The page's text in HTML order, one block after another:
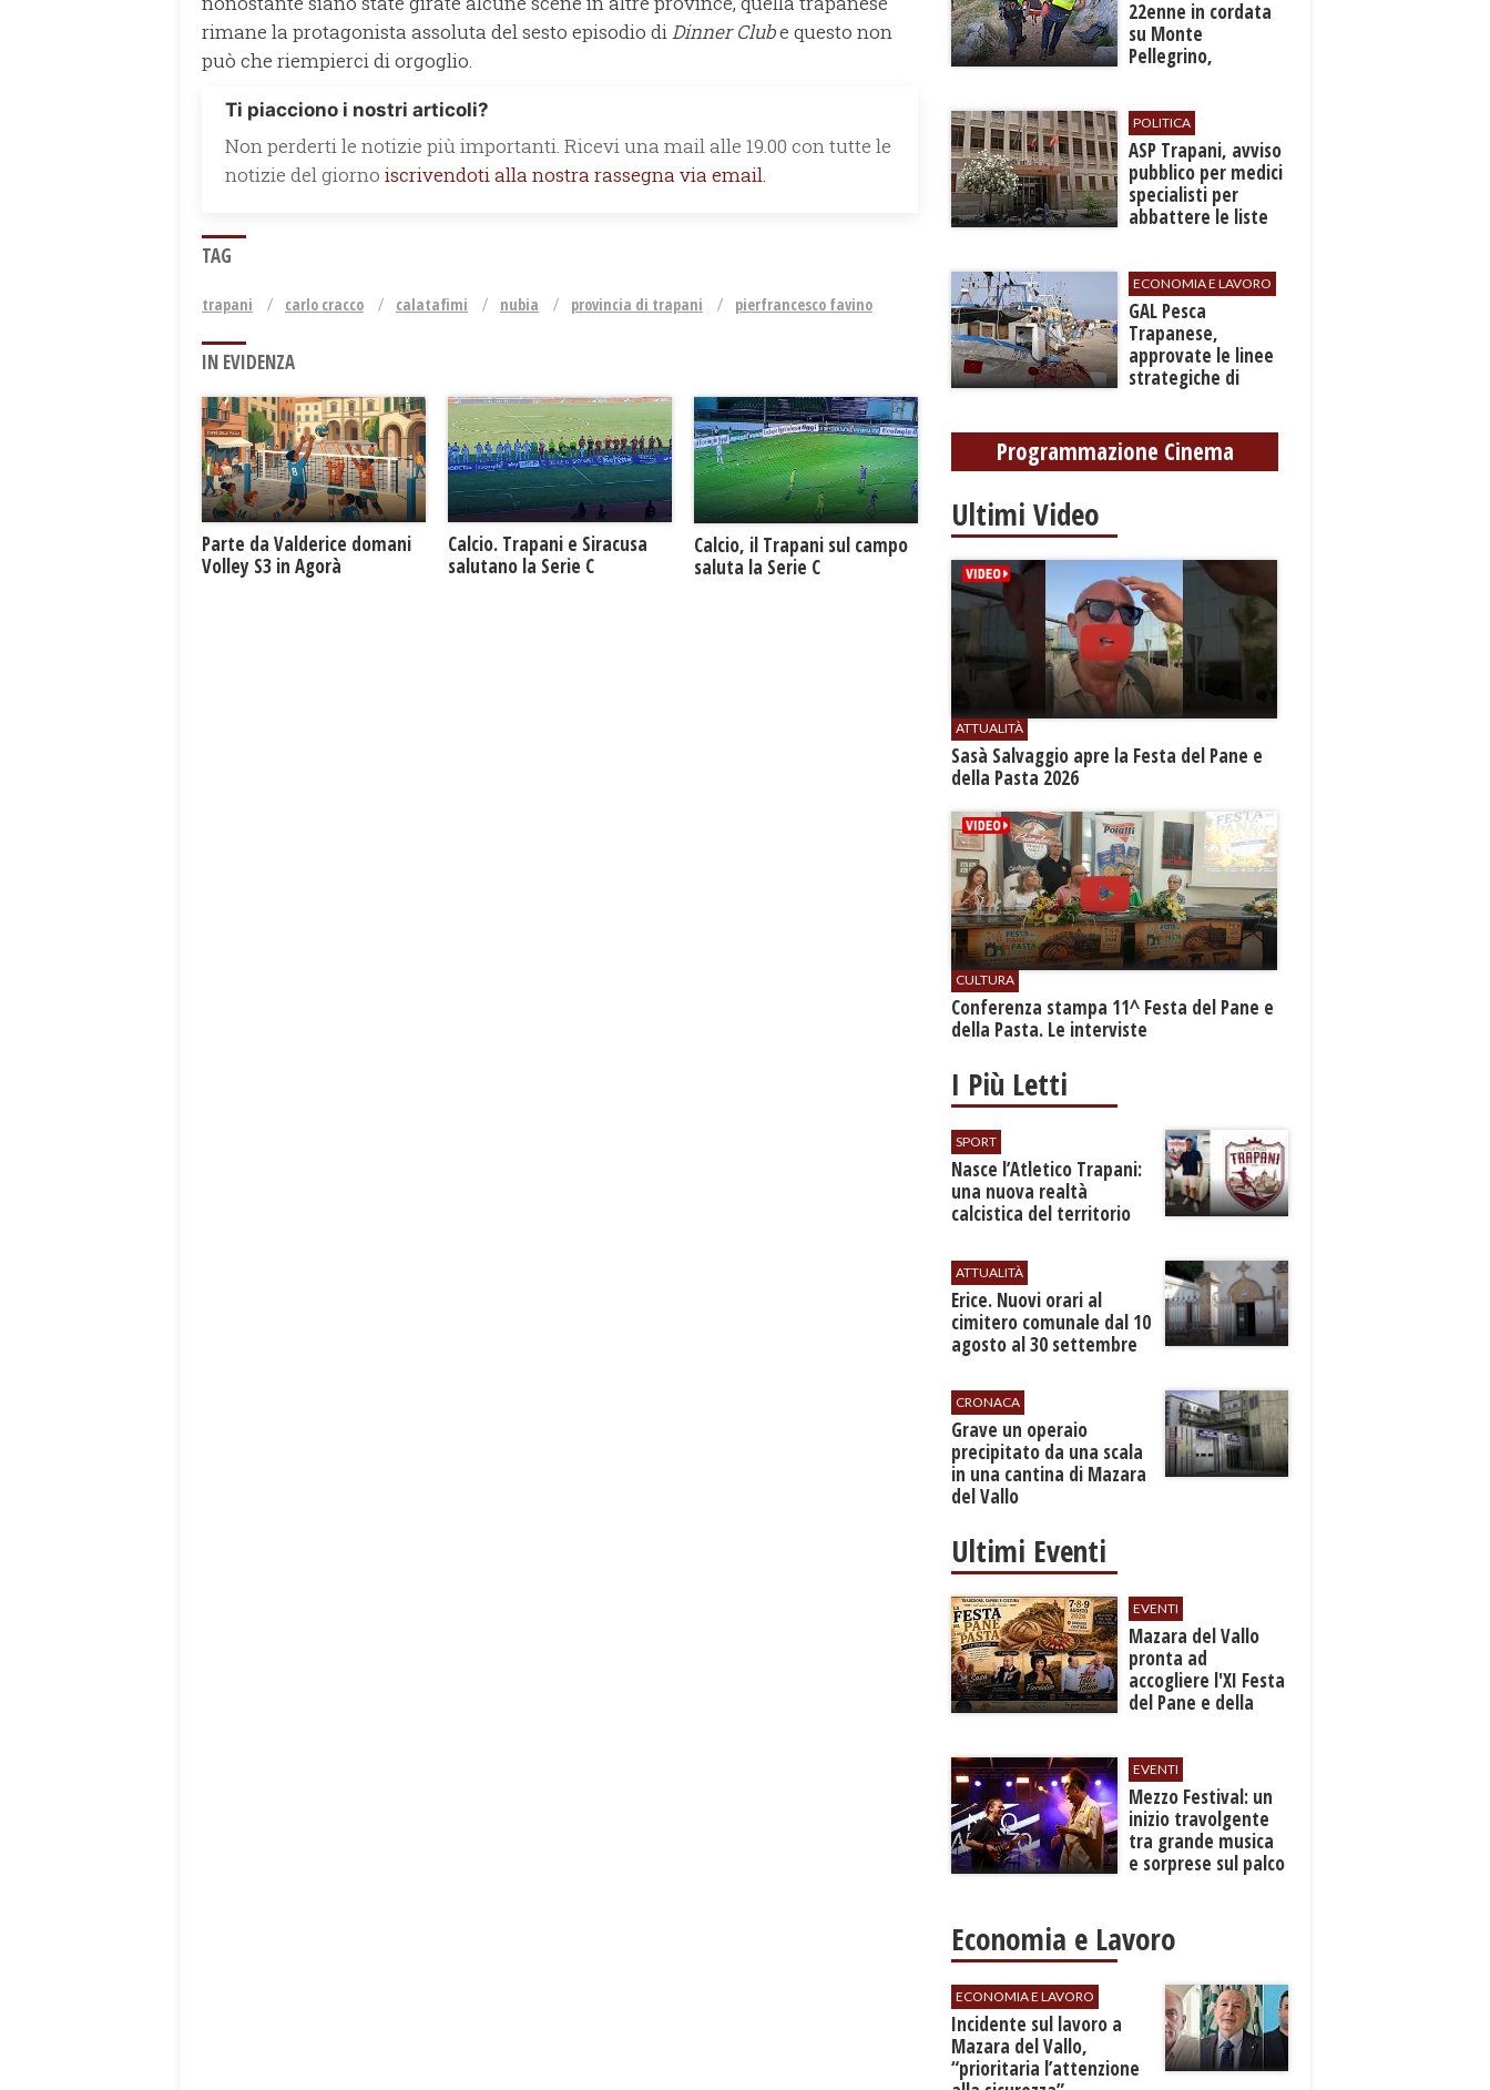
rimane la protagonista assoluta del sesto episodio diDinner Clube questo non
può che riempierci di orgoglio.
Ti piacciono i nostri articoli?
Non perderti le notizie più importanti. Ricevi una mail alle 19.00 con tutte le
notizie del giorno iscrivendoti alla nostra rassegna via email.
TAG
trapani carlo cracco calatafimi nubia provincia di trapani pierfrancesco favino
IN EVIDENZA
Parte da Valderice domani
Volley S3 in Agorà
Calcio. Trapani e Siracusa
salutano la Serie C
Calcio, il Trapani sul campo
saluta la Serie C
22enne in cordata
su Monte
Pellegrino,
gamba
POLITICA
ASP Trapani, avviso
pubblico per medici
specialisti per
abbattere le liste
ECONOMIA E LAVORO
GAL Pesca
Trapanese,
approvate le linee
strategiche di
settembre
Programmazione Cinema
Ultimi Video
ATTUALITÀ
Sasà Salvaggio apre la Festa del Pane e
della Pasta 2026
CULTURA
Conferenza stampa 11^ Festa del Pane e
della Pasta. Le interviste
I Più Letti
SPORT
Nasce l’Atletico Trapani:
una nuova realtà
calcistica del territorio
ATTUALITÀ
​Erice. Nuovi orari al
cimitero comunale dal 10
agosto al 30 settembre
CRONACA
​Grave un operaio
precipitato da una scala
in una cantina di Mazara
del Vallo
Ultimi Eventi
EVENTI
Mazara del Vallo
pronta ad
accogliere l'XI Festa
del Pane e della
EVENTI
Mezzo Festival: un
inizio travolgente
tra grande musica
e sorprese sul palco
Economia e Lavoro
ECONOMIA E LAVORO
​Incidente sul lavoro a
Mazara del Vallo,
“prioritaria l’attenzione